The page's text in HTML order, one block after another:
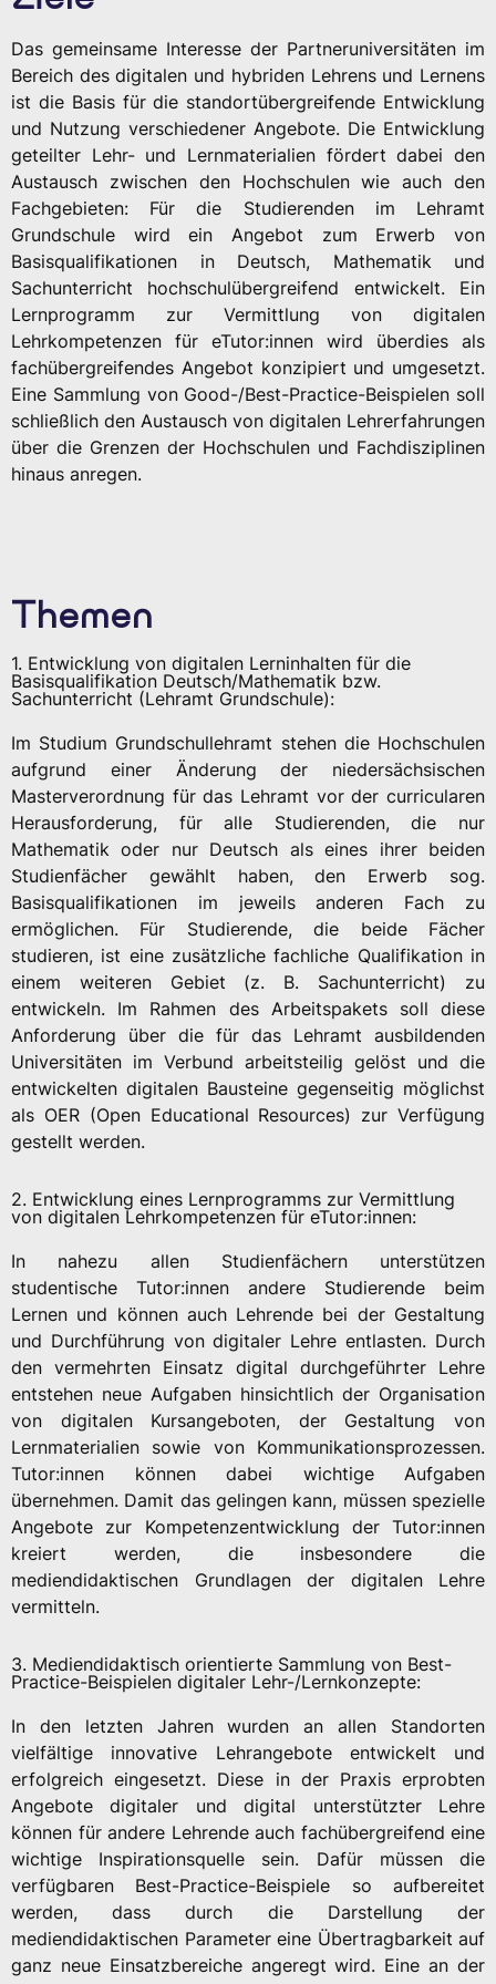
Das gemeinsame Interesse der Partneruniversitäten im
Bereich des digitalen und hybriden Lehrens und Lernens
ist die Basis für die standortübergreifende Entwicklung
und Nutzung verschiedener Angebote. Die Entwicklung
geteilter Lehr- und Lernmaterialien fördert dabei den
Austausch zwischen den Hochschulen wie auch den
Fachgebieten: Für die Studierenden im Lehramt
Grundschule wird ein Angebot zum Erwerb von
Basisqualifikationen in Deutsch, Mathematik und
Sachunterricht hochschulübergreifend entwickelt. Ein
Lernprogramm zur Vermittlung von digitalen
Lehrkompetenzen für eTutor:innen wird überdies als
fachübergreifendes Angebot konzipiert und umgesetzt.
Eine Sammlung von Good-/Best-Practice-Beispielen soll
schließlich den Austausch von digitalen Lehrerfahrungen
über die Grenzen der Hochschulen und Fachdisziplinen
hinaus anregen.
Themen
1. Entwicklung von digitalen Lerninhalten für die
Basisqualifikation Deutsch/Mathematik bzw.
Sachunterricht (Lehramt Grundschule):
Im Studium Grundschullehramt stehen die Hochschulen
aufgrund einer Änderung der niedersächsischen
Masterverordnung für das Lehramt vor der curricularen
Herausforderung, für alle Studierenden, die nur
Mathematik oder nur Deutsch als eines ihrer beiden
Studienfächer gewählt haben, den Erwerb sog.
Basisqualifikationen im jeweils anderen Fach zu
ermöglichen. Für Studierende, die beide Fächer
studieren, ist eine zusätzliche fachliche Qualifikation in
einem weiteren Gebiet (z. B. Sachunterricht) zu
entwickeln. Im Rahmen des Arbeitspakets soll diese
Anforderung über die für das Lehramt ausbildenden
Universitäten im Verbund arbeitsteilig gelöst und die
entwickelten digitalen Bausteine gegenseitig möglichst
als OER (Open Educational Resources) zur Verfügung
gestellt werden.
2. Entwicklung eines Lernprogramms zur Vermittlung
von digitalen Lehrkompetenzen für eTutor:innen:
In nahezu allen Studienfächern unterstützen
studentische Tutor:innen andere Studierende beim
Lernen und können auch Lehrende bei der Gestaltung
und Durchführung von digitaler Lehre entlasten. Durch
den vermehrten Einsatz digital durchgeführter Lehre
entstehen neue Aufgaben hinsichtlich der Organisation
von digitalen Kursangeboten, der Gestaltung von
Lernmaterialien sowie von Kommunikationsprozessen.
Tutor:innen können dabei wichtige Aufgaben
übernehmen. Damit das gelingen kann, müssen spezielle
Angebote zur Kompetenzentwicklung der Tutor:innen
kreiert werden, die insbesondere die
mediendidaktischen Grundlagen der digitalen Lehre
vermitteln.
3. Mediendidaktisch orientierte Sammlung von Best-
Practice-Beispielen digitaler Lehr-/Lernkonzepte:
In den letzten Jahren wurden an allen Standorten
vielfältige innovative Lehrangebote entwickelt und
erfolgreich eingesetzt. Diese in der Praxis erprobten
Angebote digitaler und digital unterstützter Lehre
können für andere Lehrende auch fachübergreifend eine
wichtige Inspirationsquelle sein. Dafür müssen die
verfügbaren Best-Practice-Beispiele so aufbereitet
werden, dass durch die Darstellung der
mediendidaktischen Parameter eine Übertragbarkeit auf
ganz neue Einsatzbereiche angeregt wird. Eine an der